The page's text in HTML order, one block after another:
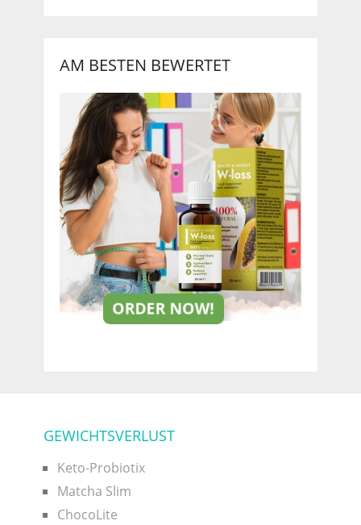
AM BESTEN BEWERTET
GEWICHTSVERLUST
Keto-Probiotix
Matcha Slim
ChocoLite